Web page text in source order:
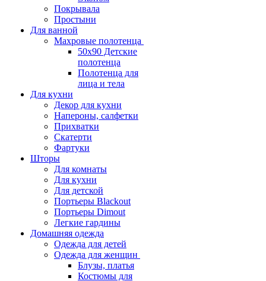
Покрывала
Простыни
Для ванной
Махровые полотенца
50х90 Детские
полотенца
Полотенца для
лица и тела
Для кухни
Декор для кухни
Напероны, салфетки
Прихватки
Скатерти
Фартуки
Шторы
Для комнаты
Для кухни
Для детской
Портьеры Blackout
Портьеры Dimout
Легкие гардины
Домашняя одежда
Одежда для детей
Одежда для женщин
Блузы, платья
Костюмы для